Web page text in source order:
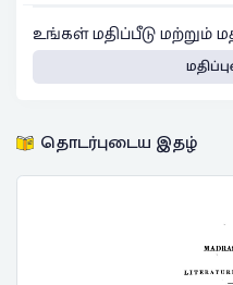
உங்கள் மதிப்பீடு மற்றும்
தொடர்புடைய இதழ்